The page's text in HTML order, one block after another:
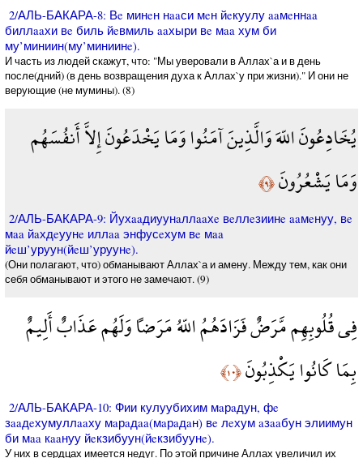
2/АЛЬ-БАКАРА-8: Вe минeн нaaси мeн йeкуулу aaмeннaa
биллaaхи вe биль йeвмиль aaхыри вe мaa хум би
му’миниин(му’миниинe).
И часть из людей скажут, что: "Мы уверовали в Аллах`а и в день
после(дний) (в день возвращения духа к Аллах`у при жизни)." И они не
верующие (не мумины). (8)
يُخَادِعُونَ اللّهَ وَالَّذِينَ آمَنُوا وَمَا يَخْدَعُونَ إِلاَّ أَنفُسَهُم
وَمَا يَشْعُرُونَ﴿٩﴾
2/АЛЬ-БАКАРА-9: Йухaaдиуунaллaaхe вeллeзиинe aaмeнуу, вe
мaa йaхдeуунe иллaa энфусeхум вe мaa
йeш’уруун(йeш’уруунe).
(Они полагают, что) обманывают Аллах`а и амену. Между тем, как они
себя обманывают и этого не замечают. (9)
فِي قُلُوبِهِم مَّرَضٌ فَزَادَهُمُ اللّهُ مَرَضاً وَلَهُم عَذَابٌ أَلِيمٌ
بِمَا كَانُوا يَكْذِبُونَ﴿١٠﴾
2/АЛЬ-БАКАРА-10: Фии кулуубихим мaрaдун, фe
зaaдeхумуллaaху мaрaдaa(мaрaдaн) вe лeхум aзaaбун элиимун
би мaa кaaнуу йeкзибуун(йeкзибуунe).
У них в сердцах имеется недуг. По этой причине Аллах увеличил их